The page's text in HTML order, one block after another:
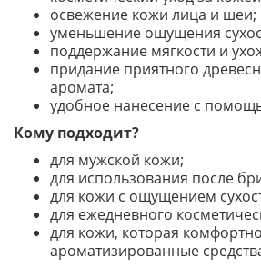
освежение кожи лица и шеи;
уменьшение ощущения
поддержание мягкости и
придание приятного
аромата;
удобное нанесение с
Кому подходит?
для мужской кожи;
для использования после
для кожи с ощущением
для ежедневного
для кожи, которая
ароматизированные